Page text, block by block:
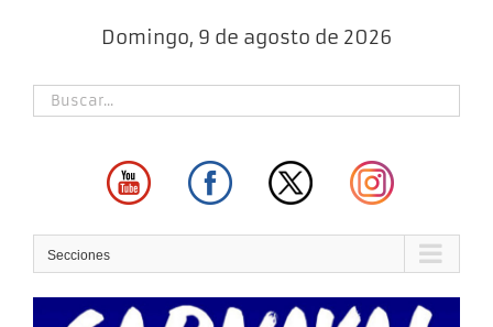
Domingo, 9 de agosto de 2026
Secciones